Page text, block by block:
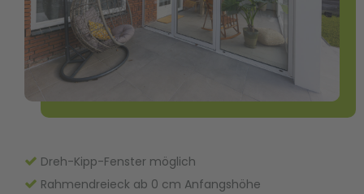
Dreh-Kipp-Fenster möglich
Rahmendreieck ab 0 cm Anfangshöhe